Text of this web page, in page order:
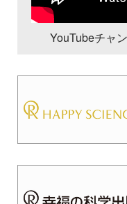
YouTubeチャ